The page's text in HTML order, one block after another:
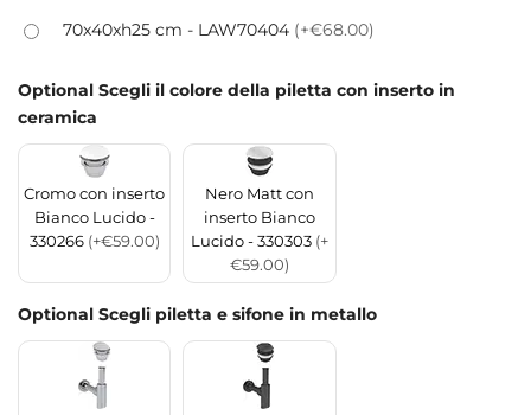
70x40xh25 cm - LAW70404 (+€68.00)
Optional Scegli il colore della piletta con inserto in
ceramica
Cromo con inserto
Bianco Lucido -
330266 (+€59.00)
Nero Matt con
inserto Bianco
Lucido - 330303 (+
€59.00)
Optional Scegli piletta e sifone in metallo